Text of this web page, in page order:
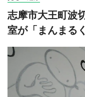
志摩市大王町波
室が「まんまる